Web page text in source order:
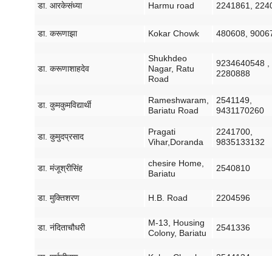
डा. आरकेसंध्या Harmu road 2241861,
डा. करूणाझा Kokar Chowk 480608,
डा. करूणाशाहदेव
Shukhdeo
Nagar, Ratu
Road
9234640548 ,
2280888
डा. कुमकुमविद्यार्थी
Rameshwaram,
Bariatu Road
2541149,
9431170260
डा. कुमुदप्रसाद
Pragati
Vihar,Doranda
2241700,
9835133132
डा. मंजूश्रीसिंह
chesire Home,
Bariatu
2540810
डा. मुक्तिशरण H.B. Road 2204596
डा. नंदिताचौधरी
M-13, Housing
Colony, Bariatu
2541336